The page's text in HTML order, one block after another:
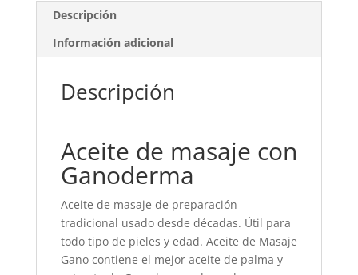
Descripción
Información adicional
Descripción
Aceite de masaje con
Ganoderma
Aceite de masaje de preparación
tradicional usado desde décadas. Útil para
todo tipo de pieles y edad. Aceite de Masaje
Gano contiene el mejor aceite de palma y